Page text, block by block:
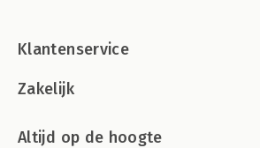
Klantenservice
Zakelijk
Altijd op de hoogte